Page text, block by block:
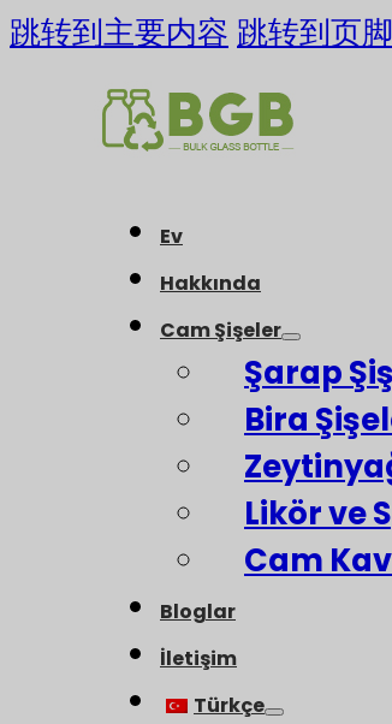
跳转到主要内容 跳转到页脚
Ev
Hakkında
Cam Şişeler
Şarap
Bira
Likör ve
Cam
Bloglar
İletişim
Türkçe